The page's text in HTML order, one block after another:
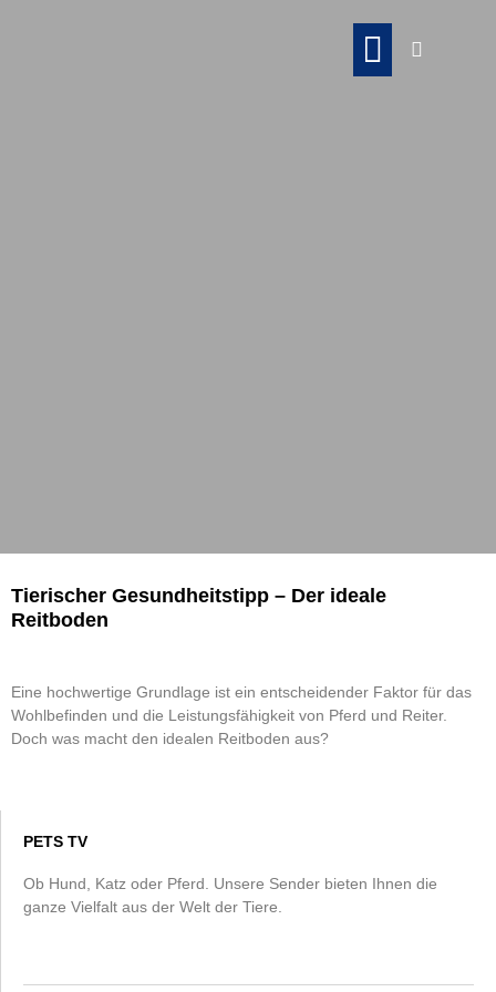
Tierischer Gesundheitstipp – Der ideale
Reitboden
Eine hochwertige Grundlage ist ein entscheidender Faktor für das
Wohlbefinden und die Leistungsfähigkeit von Pferd und Reiter.
Doch was macht den idealen Reitboden aus?
PETS TV
Ob Hund, Katz oder Pferd. Unsere Sender bieten Ihnen die
ganze Vielfalt aus der Welt der Tiere.